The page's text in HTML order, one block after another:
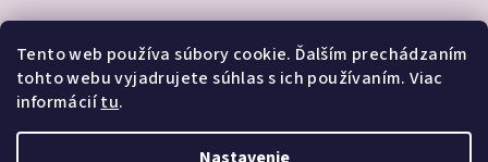
Tento web používa súbory cookie. Ďalším prechádzaním
tohto webu vyjadrujete súhlas s ich používaním. Viac
informáciítu.
Prijímame online platby